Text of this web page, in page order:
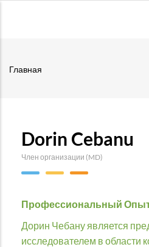
Главная
Dorin Cebanu
Член организации (MD)
Профессиональный
Дорин Чебану является
исследователем в области